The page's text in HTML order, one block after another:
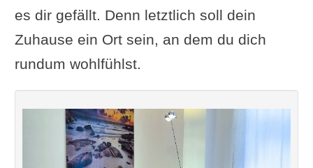
es dir gefällt. Denn letztlich soll dein
Zuhause ein Ort sein, an dem du dich
rundum wohlfühlst.